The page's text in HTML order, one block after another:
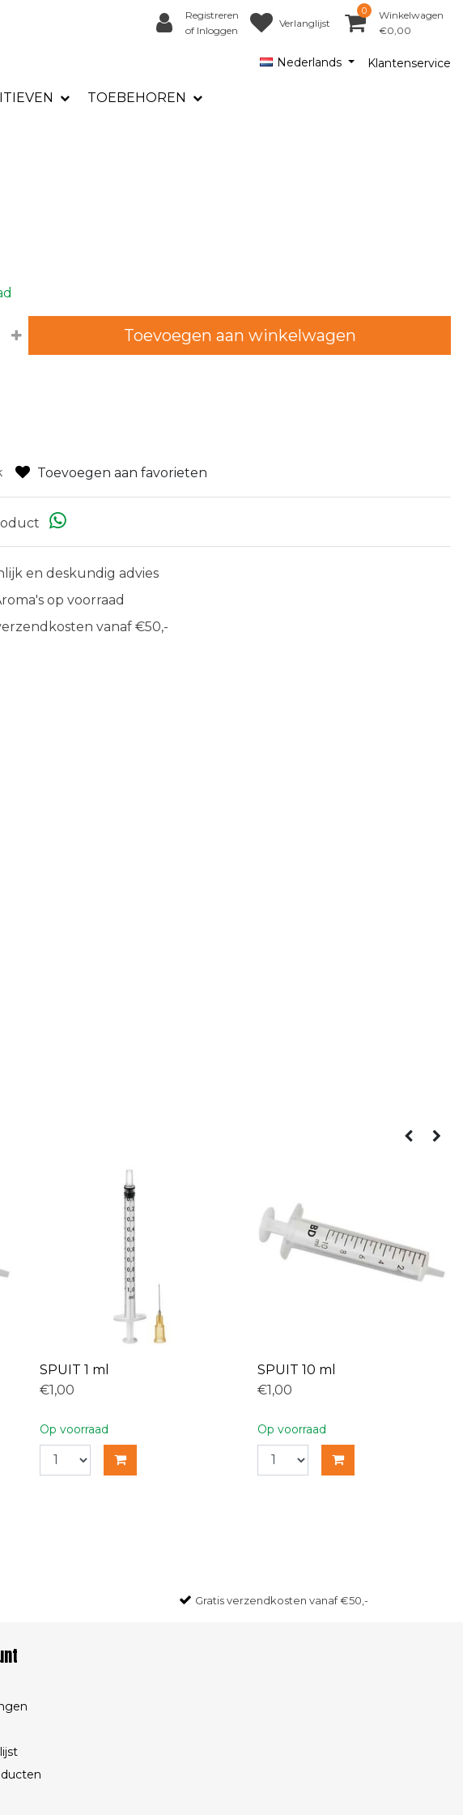
Registreren
of Inloggen
Verlanglijst
0
Winkelwagen
€0,00
Nederlands Klantenservice
TOEBEHOREN
Toevoegen aan winkelwagen
Toevoegen aan favorieten
en deskundig advies
op voorraad
vanaf €50,-
SPUIT 1 ml
€1,00
Op voorraad
SPUIT 10 ml
€1,00
Op voorraad
Gratisverzendkosten vanaf €50,-